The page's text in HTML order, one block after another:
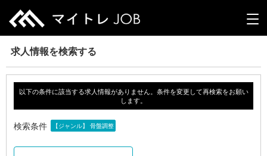
求人情報を検索する
以下の条件に該当する求人情報がありません。条件を変更して再検索をお願い
します。
検索条件 【ジャンル】 骨盤調整